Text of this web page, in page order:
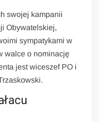
swojej kampanii
Obywatelskiej,
sympatykami w
walce o nominację
jest wiceszef PO i